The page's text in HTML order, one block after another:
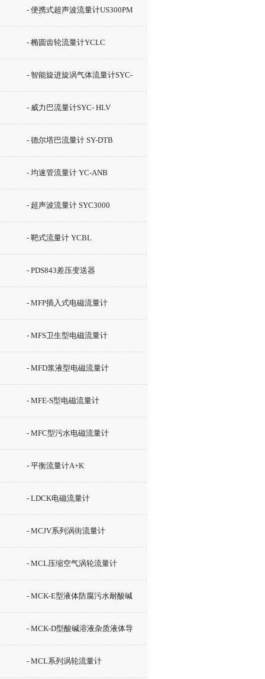
- 便携式超声波流量计US300PM
- 椭圆齿轮流量计YCLC
- 智能旋进旋涡气体流量计SYC-
LUX
- 威力巴流量计SYC- HLV
- 德尔塔巴流量计 SY-DTB
- 均速管流量计 YC-ANB
- 超声波流量计 SYC3000
- 靶式流量计 YCBL
- PDS843差压变送器
- MFP插入式电磁流量计
- MFS卫生型电磁流量计
- MFD浆液型电磁流量计
- MFE-S型电磁流量计
- MFC型污水电磁流量计
- 平衡流量计A+K
- LDCK电磁流量计
- MCJV系列涡街流量计
- MCL压缩空气涡轮流量计
- MCK-E型液体防腐污水耐酸碱
消防泥浆液体流量计
- MCK-D型酸碱溶液杂质液体导
电液体流量计
- MCL系列涡轮流量计